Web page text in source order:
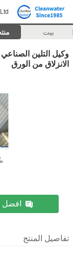
بيت
وكيل التلين
الانزلاق من الورق
افضل
تفاصيل المنتج